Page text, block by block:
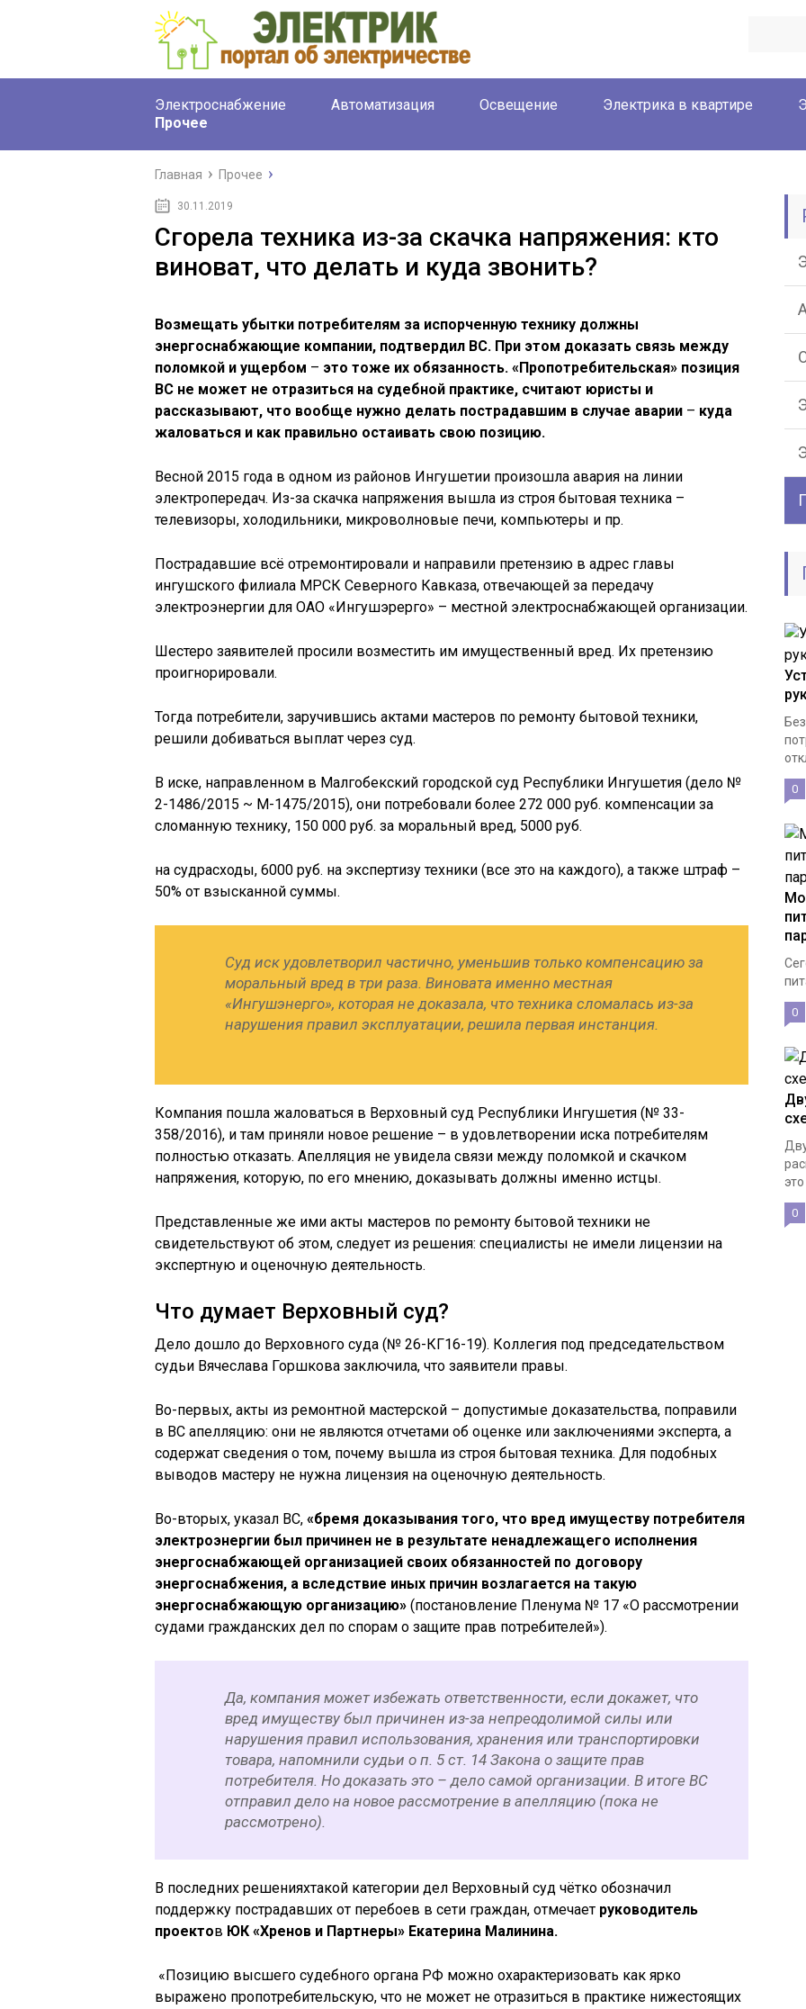
Электроснабжение Автоматизация Освещение Электрика в квартире
Прочее
Главная Прочее
30.11.2019
Сгорела техника из-за скачка напряжения: кто
виноват, что делать и куда звонить?
Возмещать убытки потребителям за испорченную технику должны
энергоснабжающие компании, подтвердил ВС. При этом доказать связь между
поломкой и ущербом – это тоже их обязанность. «Пропотребительская» позиция
ВС не может не отразиться на судебной практике, считают юристы и
рассказывают, что вообще нужно делать пострадавшим в случае аварии – куда
жаловаться и как правильно остаивать свою позицию.
Весной 2015 года в одном из районов Ингушетии произошла авария на линии
электропередач. Из-за скачка напряжения вышла из строя бытовая техника –
телевизоры, холодильники, микроволновые печи, компьютеры и пр.
Пострадавшие всё отремонтировали и направили претензию в адрес главы
ингушского филиала МРСК Северного Кавказа, отвечающей за передачу
электроэнергии для ОАО «Ингушэрерго» – местной электроснабжающей организации.
Шестеро заявителей просили возместить им имущественный вред. Их претензию
проигнорировали.
Тогда потребители, заручившись актами мастеров по ремонту бытовой техники,
решили добиваться выплат через суд.
В иске, направленном в Малгобекский городской суд Республики Ингушетия (дело №
2-1486/2015 ~ М-1475/2015), они потребовали более 272 000 руб. компенсации за
сломанную технику, 150 000 руб. за моральный вред, 5000 руб.
на судрасходы, 6000 руб. на экспертизу техники (все это на каждого), а также штраф –
50% от взысканной суммы.
Суд иск удовлетворил частично, уменьшив только компенсацию за
моральный вред в три раза. Виновата именно местная
«Ингушэнерго», которая не доказала, что техника сломалась из-за
нарушения правил эксплуатации, решила первая инстанция.
Компания пошла жаловаться в Верховный суд Республики Ингушетия (№ 33-
358/2016), и там приняли новое решение – в удовлетворении иска потребителям
полностью отказать. Апелляция не увидела связи между поломкой и скачком
напряжения, которую, по его мнению, доказывать должны именно истцы.
Представленные же ими акты мастеров по ремонту бытовой техники не
свидетельствуют об этом, следует из решения: специалисты не имели лицензии на
экспертную и оценочную деятельность.
Что думает Верховный суд?
Дело дошло до Верховного суда (№ 26-КГ16-19). Коллегия под председательством
судьи Вячеслава Горшкова заключила, что заявители правы.
Во-первых, акты из ремонтной мастерской – допустимые доказательства, поправили
в ВС апелляцию: они не являются отчетами об оценке или заключениями эксперта, а
содержат сведения о том, почему вышла из строя бытовая техника. Для подобных
выводов мастеру не нужна лицензия на оценочную деятельность.
Во-вторых, указал ВС, «бремя доказывания того, что вред имуществу потребителя
электроэнергии был причинен не в результате ненадлежащего исполнения
энергоснабжающей организацией своих обязанностей по договору
энергоснабжения, а вследствие иных причин возлагается на такую
энергоснабжающую организацию» (постановление Пленума № 17 «О рассмотрении
судами гражданских дел по спорам о защите прав потребителей»).
Да, компания может избежать ответственности, если докажет, что
вред имуществу был причинен из-за непреодолимой силы или
нарушения правил использования, хранения или транспортировки
товара, напомнили судьи о п. 5 ст. 14 Закона о защите прав
потребителя. Но доказать это – дело самой организации. В итоге ВС
отправил дело на новое рассмотрение в апелляцию (пока не
рассмотрено).
В последних решенияхтакой категории дел Верховный суд чётко обозначил
поддержку пострадавших от перебоев в сети граждан, отмечает руководитель
проектов ЮК «Хренов и Партнеры» Екатерина Малинина.
«Позицию высшего судебного органа РФ можно охарактеризовать как ярко
выражено пропотребительскую, что не может не отразиться в практике нижестоящих
0
0
0